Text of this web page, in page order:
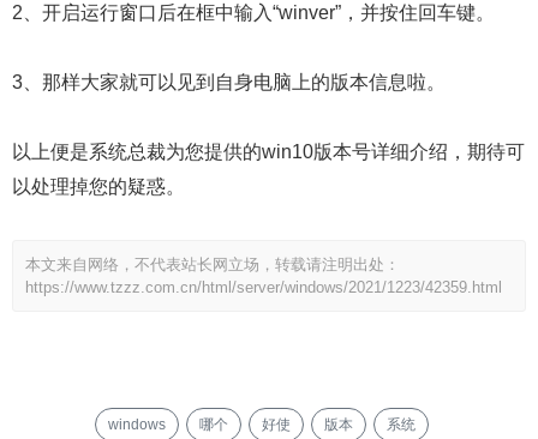
2、开启运行窗口后在框中输入“winver”，并按住回车键。
3、那样大家就可以见到自身电脑上的版本信息啦。
以上便是系统总裁为您提供的win10版本号详细介绍，期待可
以处理掉您的疑惑。
本文来自网络，不代表站长网立场，转载请注明出处：
https://www.tzzz.com.cn/html/server/windows/2021/1223/42359.html
windows 哪个 好使 版本 系统